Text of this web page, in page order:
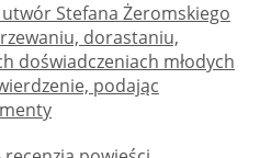
utwór Stefana Żeromskiego
dorastaniu,
doświadczeniach młodych
podając